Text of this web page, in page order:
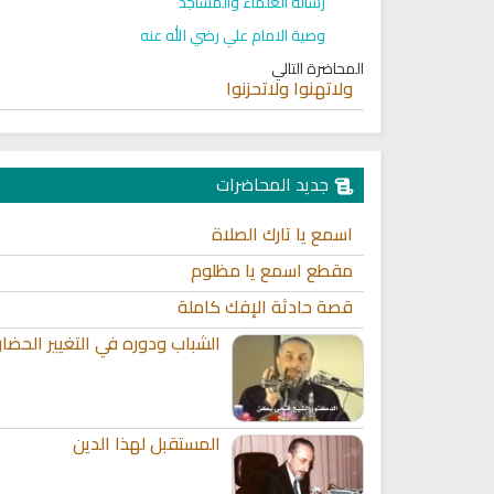
وصية الامام علي رضي الله عنه
المحاضرة التالي
ولاتهنوا ولاتحزنوا
جديد المحاضرات
اسمع يا تارك الصلاة
مقطع اسمع يا مظلوم
قصة حادثة الإفك كاملة
الشباب ودوره في التغيير
المستقبل لهذا الدين